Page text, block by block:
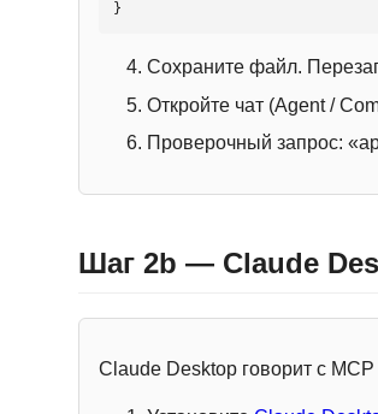
}
Сохраните файл.
Откройте чат (Agent /
Проверочный запрос:
Шаг 2b — Claude
Claude Desktop говорит с